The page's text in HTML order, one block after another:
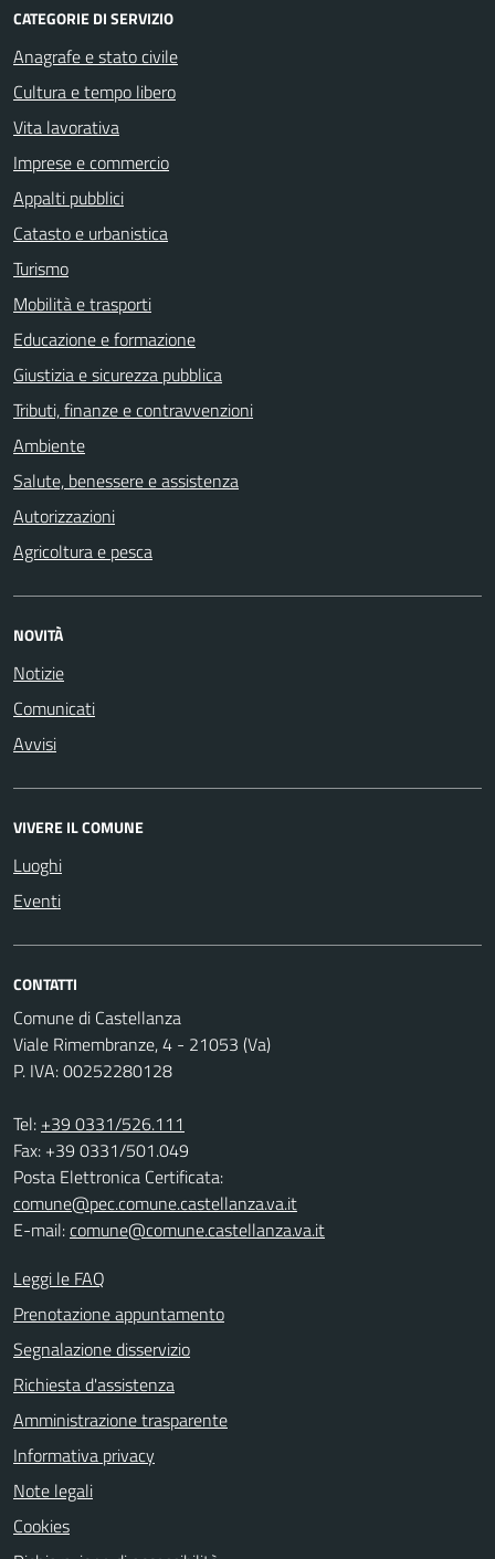
CATEGORIE DI SERVIZIO
Anagrafe e stato civile
Cultura e tempo libero
Vita lavorativa
Imprese e commercio
Appalti pubblici
Catasto e urbanistica
Turismo
Mobilità e trasporti
Educazione e formazione
Giustizia e sicurezza pubblica
Tributi, finanze e contravvenzioni
Ambiente
Salute, benessere e assistenza
Autorizzazioni
Agricoltura e pesca
NOVITÀ
Notizie
Comunicati
Avvisi
VIVERE IL COMUNE
Luoghi
Eventi
CONTATTI
Comune di Castellanza
Viale Rimembranze, 4 - 21053 (Va)
P. IVA: 00252280128
Tel: +39 0331/526.111
Fax: +39 0331/501.049
Posta Elettronica Certificata:
comune@pec.comune.castellanza.va.it
E-mail:comune@comune.castellanza.va.it
Leggi le FAQ
Prenotazione appuntamento
Segnalazione disservizio
Richiesta d'assistenza
Amministrazione trasparente
Informativa privacy
Note legali
Cookies